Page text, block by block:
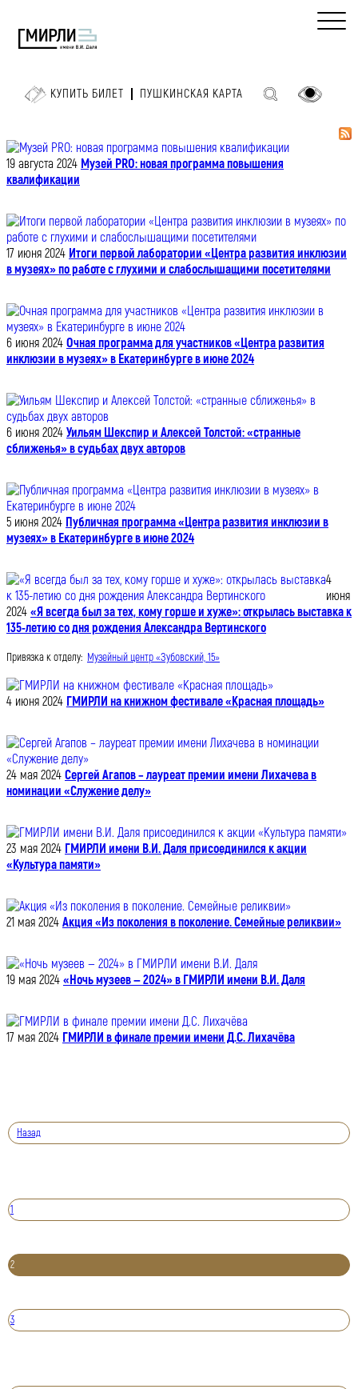
КУПИТЬ БИЛЕТ ПУШКИНСКАЯ КАРТА
19 августа 2024 Музей PRO: новая программа повышения
квалификации
17 июня 2024 Итоги первой лаборатории «Центра развития инклюзии
в музеях» по работе с глухими и слабослышащими посетителями
6 июня 2024 Очная программа для участников «Центра развития
инклюзии в музеях» в Екатеринбурге в июне 2024
6 июня 2024 Уильям Шекспир и Алексей Толстой: «странные
сближенья» в судьбах двух авторов
5 июня 2024 Публичная программа «Центра развития инклюзии в
музеях» в Екатеринбурге в июне 2024
4
июня
2024 «Я всегда был за тех, кому горше и хуже»: открылась выставка к
135-летию со дня рождения Александра Вертинского
Привязка к отделу: Музейный центр «Зубовский, 15»
4 июня 2024 ГМИРЛИ на книжном фестивале «Красная площадь»
24 мая 2024 Сергей Агапов – лауреат премии имени Лихачева в
номинации «Служение делу»
23 мая 2024 ГМИРЛИ имени В.И. Даля присоединился к акции
«Культура памяти»
21 мая 2024 Акция «Из поколения в поколение. Семейные реликвии»
19 мая 2024 «Ночь музеев — 2024» в ГМИРЛИ имени В.И. Даля
17 мая 2024 ГМИРЛИ в финале премии имени Д.С. Лихачёва
Назад
1
2
3